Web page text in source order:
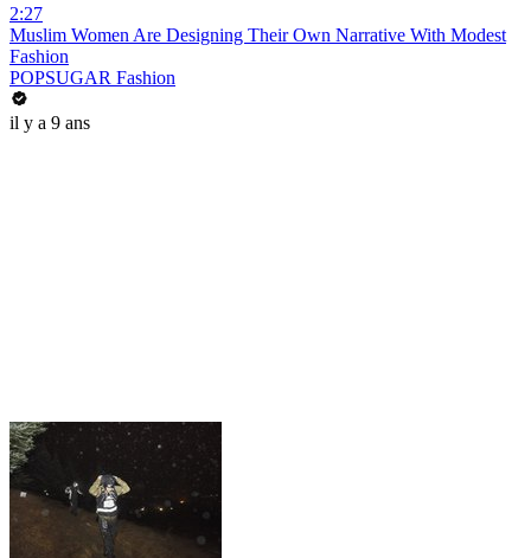
2:27
Muslim Women Are Designing Their Own Narrative With Modest
Fashion
POPSUGAR Fashion
il y a 9 ans